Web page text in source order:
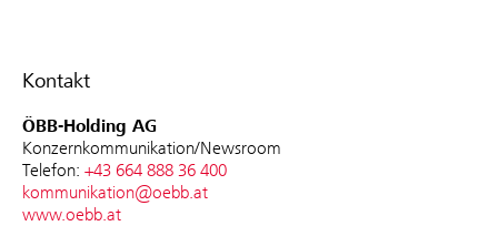
Kontakt
ÖBB-Holding AG
Konzernkommunikation/Newsroom
Telefon: +43 664 888 36 400
kommunikation@oebb.at
www.oebb.at